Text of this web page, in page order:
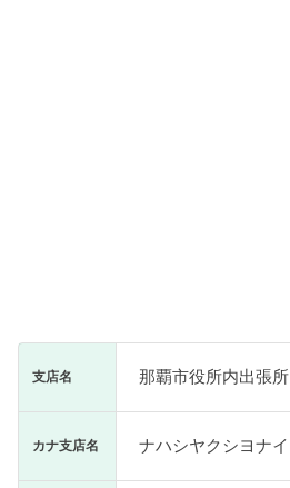
支店名 那覇市役所内出張所
カナ支店名 ナハシヤクシヨナイ